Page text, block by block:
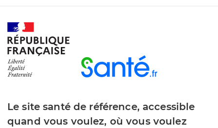
Le site santé de référence, accessible
quand vous voulez, où vous voulez